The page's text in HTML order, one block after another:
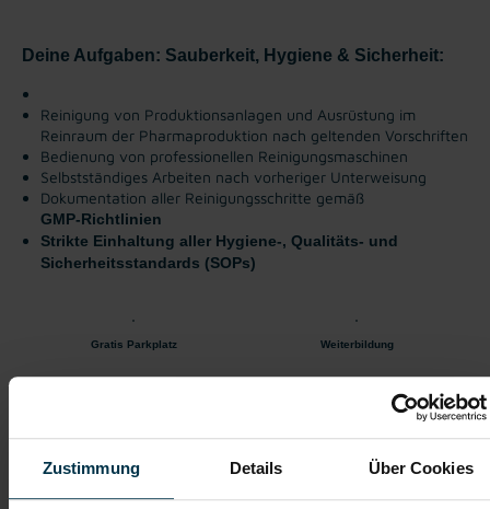
Zustimmung Details Über Cookies
Deine Aufgaben: Sauberkeit, Hygiene & Sicherheit:
Reinigung von Produktionsanlagen und Ausrüstung im
Reinraum der Pharmaproduktion nach geltenden Vorschriften
Bedienung von professionellen Reinigungsmaschinen
Selbstständiges Arbeiten nach vorheriger Unterweisung
Dokumentation aller Reinigungsschritte gemäß
GMP‑Richtlinien
Strikte Einhaltung aller Hygiene-, Qualitäts- und
Sicherheitsstandards (SOPs)
Gratis Parkplatz Weiterbildung
Unbefristetes
Vollzeitarbeitsplatz